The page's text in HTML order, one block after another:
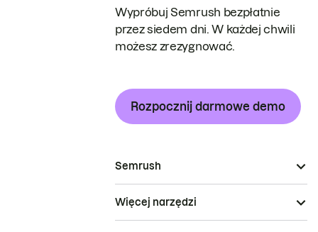
Wypróbuj Semrush bezpłatnie
przez siedem dni. W każdej chwili
możesz zrezygnować.
Rozpocznij darmowe demo
Semrush
Więcej narzędzi